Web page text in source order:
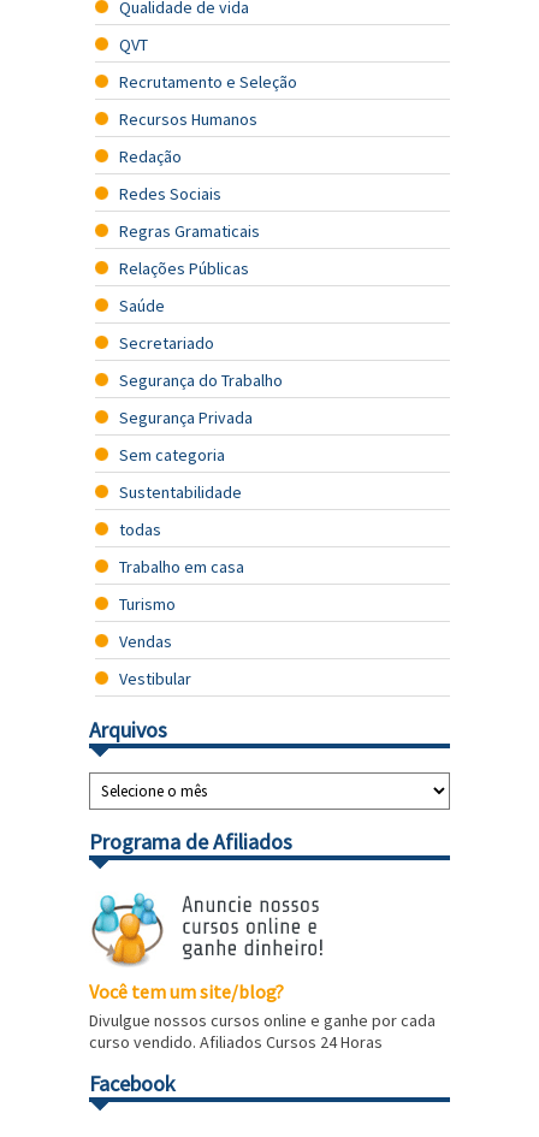
Qualidade de vida
QVT
Recrutamento e Seleção
Recursos Humanos
Redação
Redes Sociais
Regras Gramaticais
Relações Públicas
Saúde
Secretariado
Segurança do Trabalho
Segurança Privada
Sem categoria
Sustentabilidade
todas
Trabalho em casa
Turismo
Vendas
Vestibular
Arquivos
Programa de Afiliados
Você tem um site/blog?
Divulgue nossos cursos online e ganhe por cada
curso vendido. Afiliados Cursos 24 Horas
Facebook